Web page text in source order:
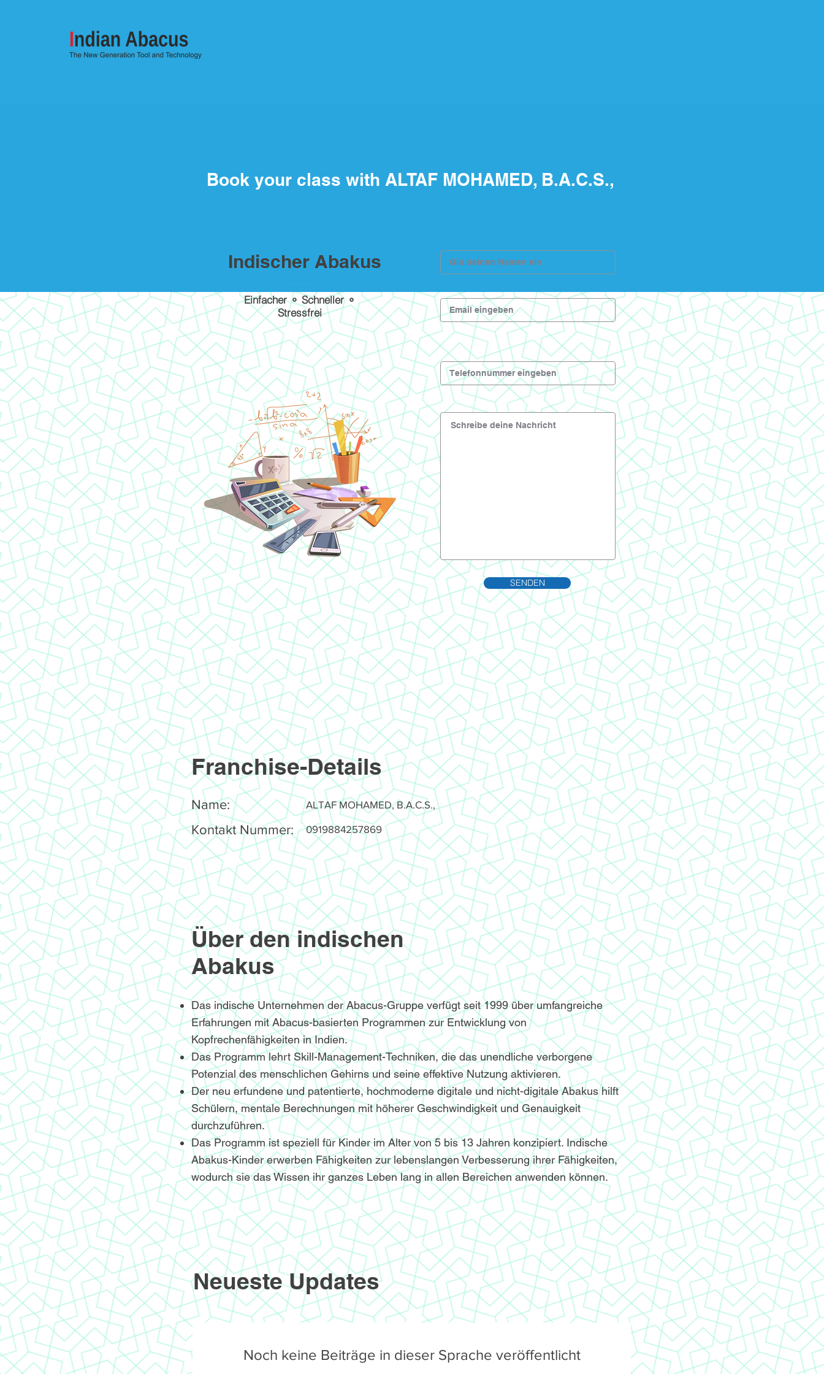
Book your class with ALTAF MOHAMED, B.A.C.S.,
Indischer Abakus
Einfacher ⚬ Schneller ⚬
Stressfrei
SENDEN
Franchise-Details
Name:
Kontakt Nummer:
ALTAF MOHAMED, B.A.C.S.,
0919884257869
Über den indischen
Abakus
Das indische Unternehmen der Abacus-Gruppe verfügt seit 1999 über umfangreiche
Erfahrungen mit Abacus-basierten Programmen zur Entwicklung von
Kopfrechenfähigkeiten in Indien.
Das Programm lehrt Skill-Management-Techniken, die das unendliche verborgene
Potenzial des menschlichen Gehirns und seine effektive Nutzung aktivieren.
Der neu erfundene und patentierte, hochmoderne digitale und nicht-digitale Abakus hilft
Schülern, mentale Berechnungen mit höherer Geschwindigkeit und Genauigkeit
durchzuführen.
Das Programm ist speziell für Kinder im Alter von 5 bis 13 Jahren konzipiert. Indische
Abakus-Kinder erwerben Fähigkeiten zur lebenslangen Verbesserung ihrer Fähigkeiten,
wodurch sie das Wissen ihr ganzes Leben lang in allen Bereichen anwenden können.
Neueste Updates
Noch keine Beiträge in dieser Sprache veröffentlicht